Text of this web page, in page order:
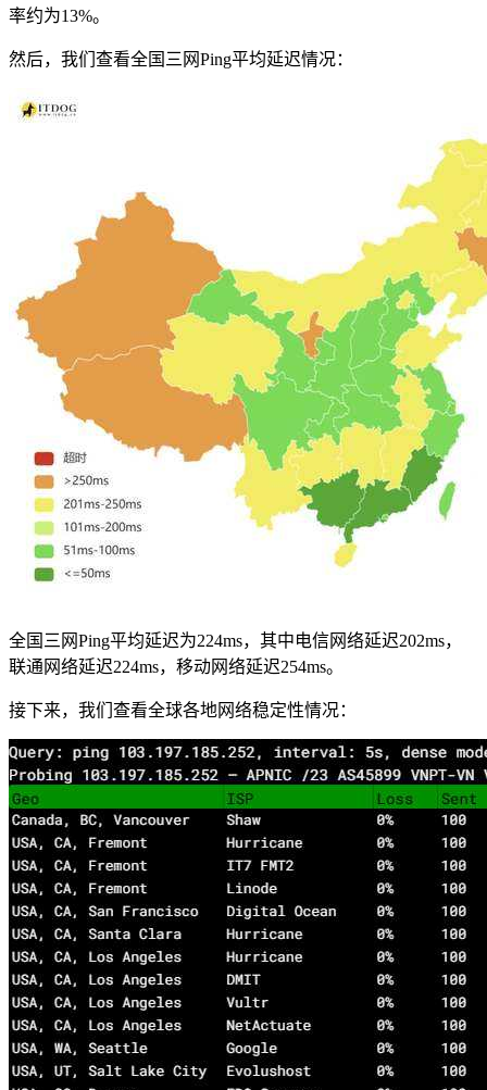
率约为13%。
然后，我们查看全国三网Ping平均延迟情况：
全国三网Ping平均延迟为224ms，其中电信网络延迟202ms，
联通网络延迟224ms，移动网络延迟254ms。
接下来，我们查看全球各地网络稳定性情况：